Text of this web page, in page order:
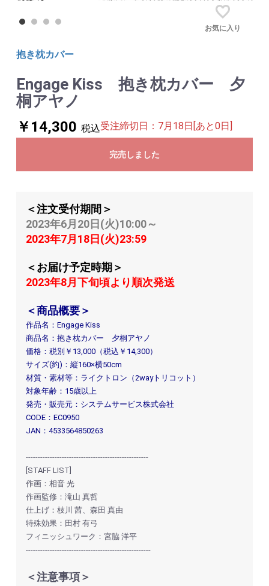
お気に入り
抱き枕カバー
Engage Kiss 抱き枕カバー 夕
桐アヤノ
￥14,300 税込受注締切日：7月18日[あと0日]
完売しました
＜注文受付期間＞
2023年6月20日(火)10:00～
2023年7月18日(火)23:59
＜お届け予定時期＞
2023年8月下旬頃より順次発送
＜商品概要＞
作品名：Engage Kiss
商品名：抱き枕カバー 夕桐アヤノ
価格：税別￥13,000（税込￥14,300）
サイズ(約)：縦160×横50cm
材質・素材等：ライクトロン（2wayトリコット）
対象年齢：15歳以上
発売・販売元：システムサービス株式会社
CODE：EC0950
JAN：4533564850263
---------------------------------------------------
[STAFF LIST]
作画：相音 光
作画監修：滝山 真哲
仕上げ：枝川 茜、森田 真由
特殊効果：田村 有弓
フィニッシュワーク：宮脇 洋平
----------------------------------------------------
＜注意事項＞